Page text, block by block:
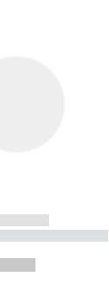
----------